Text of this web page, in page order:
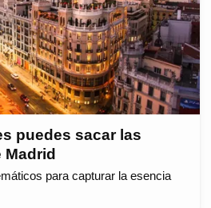
puedes sacar las
para capturar la esencia